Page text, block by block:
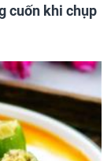
cuốn khi chụp